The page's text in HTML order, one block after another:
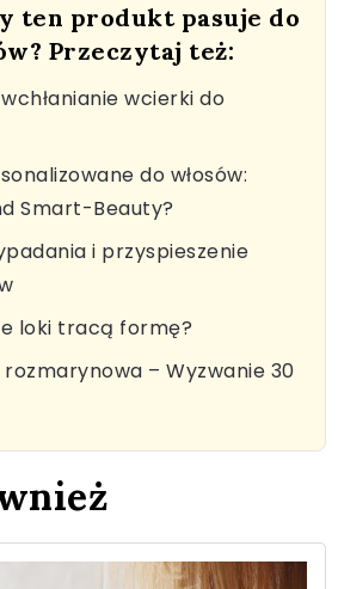
ten produkt pasuje do
Przeczytaj też:
wcierki do
do włosów:
Smart-Beauty?
i przyspieszenie
loki tracą formę?
– Wyzwanie 30